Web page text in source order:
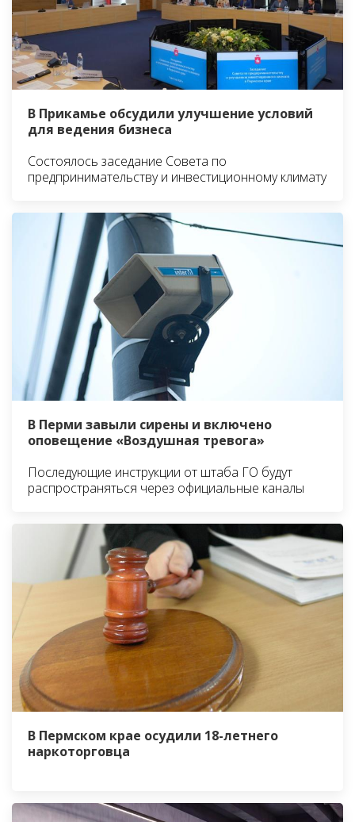
В Прикамье обсудили улучшение условий
для ведения бизнеса
Состоялось заседание Совета по
предпринимательству и инвестиционному климату
В Перми завыли сирены и включено
оповещение «Воздушная тревога»
Последующие инструкции от штаба ГО будут
распространяться через официальные каналы
В Пермском крае осудили 18-летнего
наркоторговца